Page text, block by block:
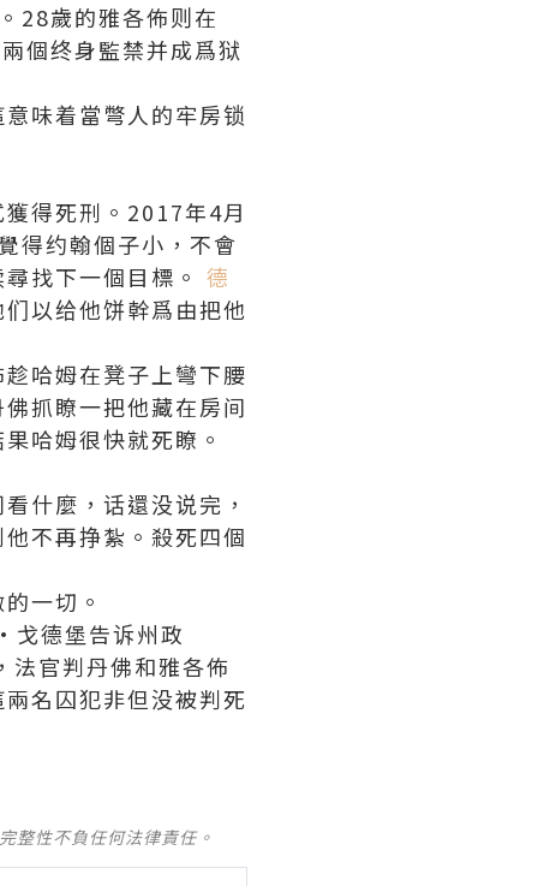
28歲的雅各佈则在
個终身監禁并成爲狱
味着當彆人的牢房锁
得死刑。2017年4月
得约翰個子小，不會
找下一個目標。 德
以给他饼幹爲由把他
哈姆在凳子上彎下腰
抓瞭一把他藏在房间
哈姆很快就死瞭。
什麼，话還没说完，
不再挣紮。殺死四個
一切。
戈德堡告诉州政
法官判丹佛和雅各佈
名囚犯非但没被判死
整性不負任何法律責任。